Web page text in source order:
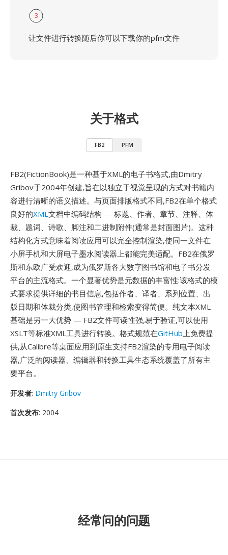
3
让文件进行转换随后你可以下载你的pfm文件
关于格式
FB2 PFM
FB2(FictionBook)是一种基于XML的电子书格式,由Dmitry
Gribov于2004年创建,旨在以独立于视觉呈现的方式对书籍内
容进行清晰的语义描述。与页面排版格式不同,FB2在单个格式
良好的XML文档中编码结构 — 标题、作者、章节、注释、体
裁、题词、诗歌、脚注和二进制附件(通常是封面图片)。这种
结构化方式意味着阅读应用可以完全控制渲染,使同一文件在
小屏手机和大屏电子墨水阅读器上都能完美适配。FB2在俄罗
斯和东欧广受欢迎,成为俄罗斯各大数字图书馆和电子书分发
平台的主流格式。一个显著优势是元数据的丰富性:该格式的模
式要求提供详细的书目信息,包括作者、译者、系列位置、出
版日期和体裁分类,使图书管理和检索变得简便。纯文本XML
基础是另一大优势 — FB2文件可读性强,易于验证,可以使用
XSLT等标准XML工具进行转换。格式规范在GitHub上免费提
供,从Calibre等桌面应用到原生支持FB2渲染的专用电子阅读
器,广泛的阅读器、编辑器和转换工具生态系统覆盖了所有主
要平台。
开发者: Dmitry Gribov
首次发布: 2004
经常问的问题